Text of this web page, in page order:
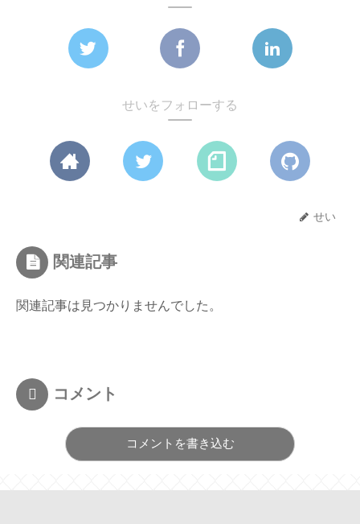
せいをフォローする
せい
関連記事
関連記事は見つかりませんでした。
コメント
コメントを書き込む